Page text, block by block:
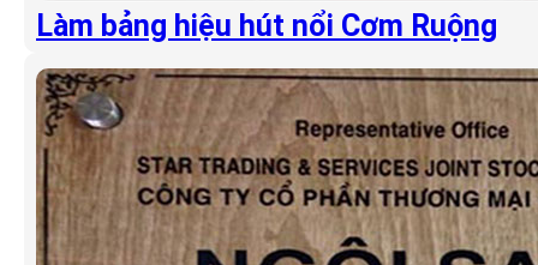
Làm bảng hiệu hút nổi Cơm Ruộng